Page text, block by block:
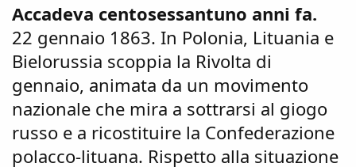
Accadeva centosessantuno anni fa.
22 gennaio 1863. In Polonia, Lituania e
Bielorussia scoppia la Rivolta di
gennaio, animata da un movimento
nazionale che mira a sottrarsi al giogo
russo e a ricostituire la Confederazione
polacco-lituana. Rispetto alla situazione